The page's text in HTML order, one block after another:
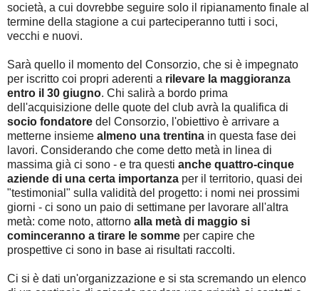
società, a cui dovrebbe seguire solo il ripianamento finale al
termine della stagione a cui parteciperanno tutti i soci,
vecchi e nuovi.
Sarà quello il momento del Consorzio, che si è impegnato
per iscritto coi propri aderenti a rilevare la maggioranza
entro il 30 giugno. Chi salirà a bordo prima
dell'acquisizione delle quote del club avrà la qualifica di
socio fondatore del Consorzio, l'obiettivo è arrivare a
metterne insieme almeno una trentina in questa fase dei
lavori. Considerando che come detto metà in linea di
massima già ci sono - e tra questi anche quattro-cinque
aziende di una certa importanza per il territorio, quasi dei
"testimonial" sulla validità del progetto: i nomi nei prossimi
giorni - ci sono un paio di settimane per lavorare all'altra
metà: come noto, attorno alla metà di maggio si
cominceranno a tirare le somme per capire che
prospettive ci sono in base ai risultati raccolti.
Ci si è dati un'organizzazione e si sta scremando un elenco